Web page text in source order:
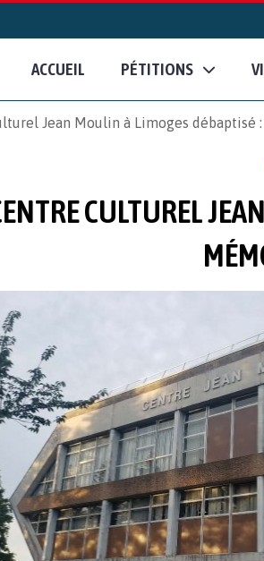
ACCUEIL PÉTITIONS
Jean Moulin à Limoges débaptisé
CULTUREL